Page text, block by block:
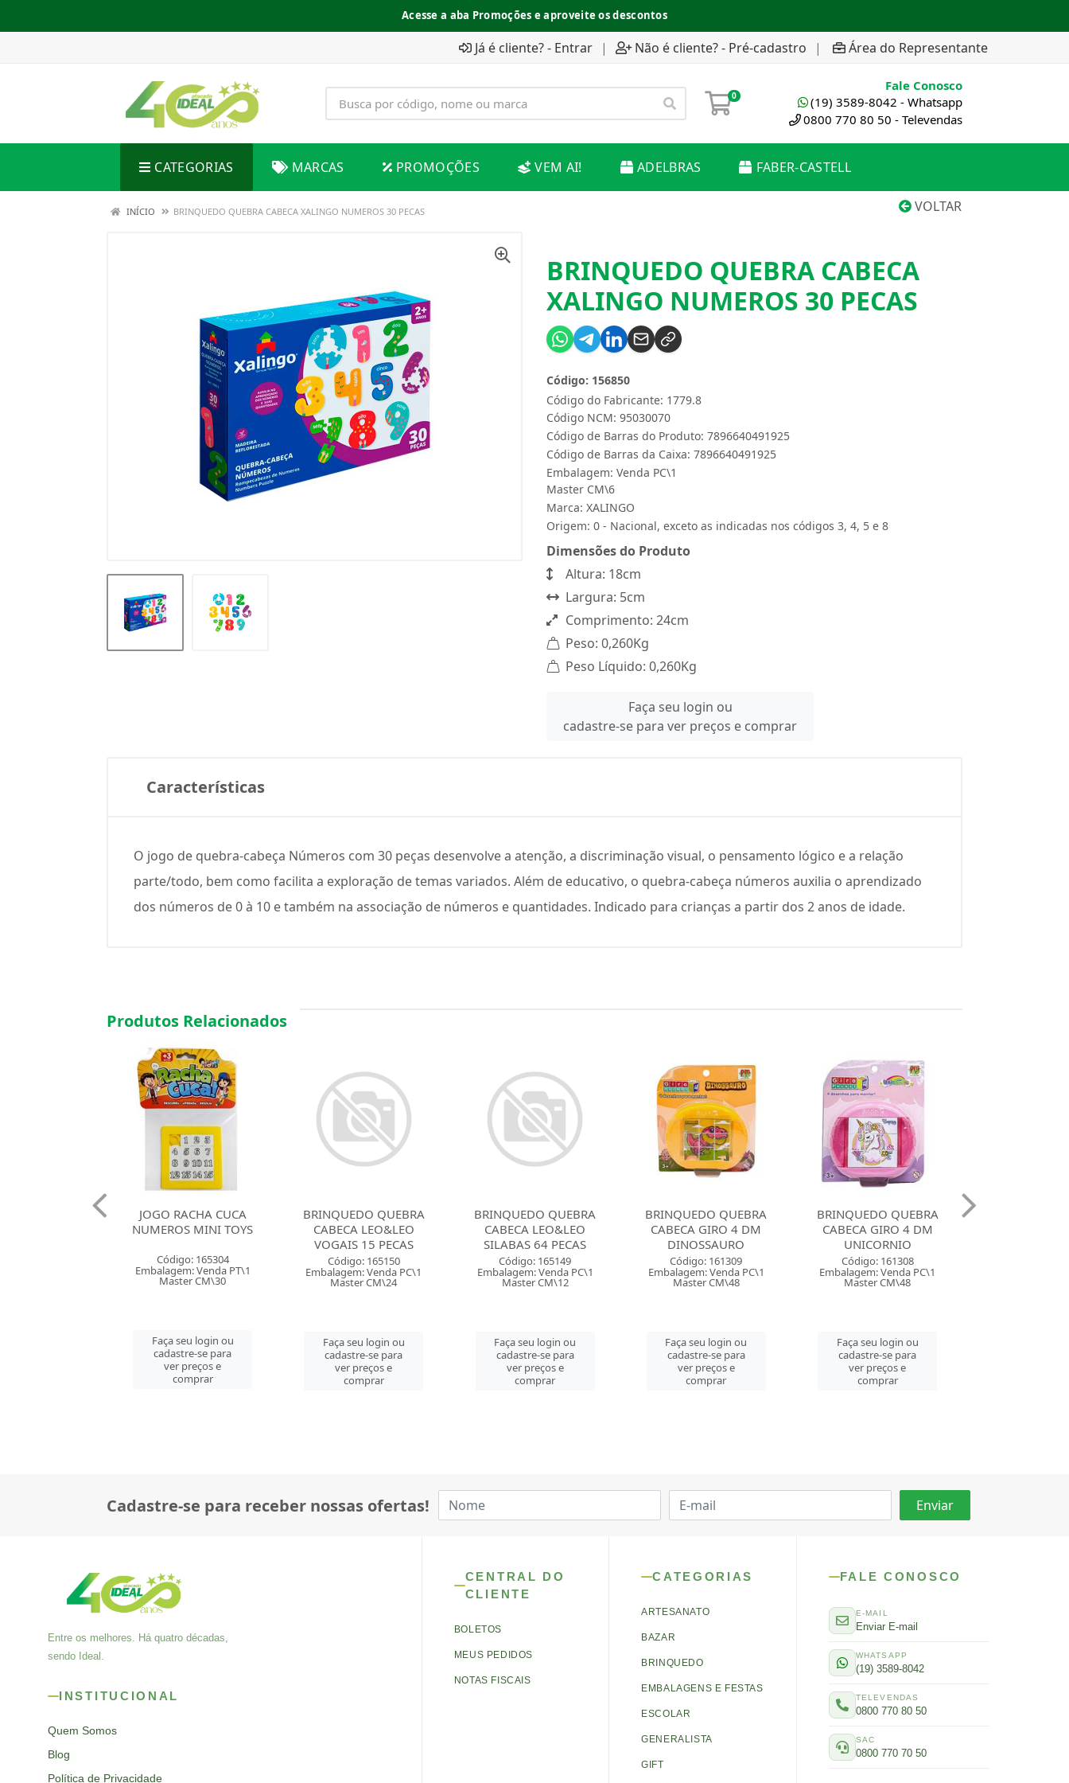
Acesse a aba Promoções e aproveite os descontos
Já é cliente? - Entrar | Não é cliente? - Pré-cadastro | Área do Representante
0
Fale Conosco
(19) 3589-8042 - Whatsapp
0800 770 80 50 - Televendas
CATEGORIAS MARCAS PROMOÇÕES VEM AI! ADELBRAS FABER-CASTELL
VOLTAR
INÍCIO BRINQUEDO QUEBRA CABECA XALINGO NUMEROS 30 PECAS
BRINQUEDO QUEBRA CABECA
XALINGO NUMEROS 30 PECAS
Código do Fabricante: 1779.8
Código: 156850
Código NCM: 95030070
Código de Barras do Produto: 7896640491925
Código de Barras da Caixa: 7896640491925
Embalagem: Venda PC\1
Master CM\6
Marca: XALINGO
Origem: 0 - Nacional, exceto as indicadas nos códigos 3, 4, 5 e 8
Dimensões do Produto
Altura: 18cm
Largura: 5cm
Comprimento: 24cm
Peso: 0,260Kg
Peso Líquido: 0,260Kg
Faça seu login ou
cadastre-se para ver preços e comprar
Características
O jogo de quebra-cabeça Números com 30 peças desenvolve a atenção, a discriminação visual, o pensamento lógico e a relação
parte/todo, bem como facilita a exploração de temas variados. Além de educativo, o quebra-cabeça números auxilia o aprendizado
dos números de 0 à 10 e também na associação de números e quantidades. Indicado para crianças a partir dos 2 anos de idade.
Produtos Relacionados
BRINQUEDO QUEBRA
CABECA LEO&LEO
Código: 165150
Embalagem: Venda PC\1
Master CM\24
Faça seu login ou
cadastre-se para
ver preços e
comprar
BRINQUEDO QUEBRA
CABECA LEO&LEO
SILABAS 64 PECAS
Código: 165149
Embalagem: Venda PC\1
Master CM\12
Faça seu login ou
cadastre-se para
ver preços e
comprar
BRINQUEDO QUEBRA
CABECA GIRO 4 DM
DINOSSAURO
Código: 161309
Embalagem: Venda PC\1
Master CM\48
Faça seu login ou
cadastre-se para
ver preços e
comprar
BRINQUEDO QUEBRA
CABECA GIRO 4 DM
UNICORNIO
Código: 161308
Embalagem: Venda PC\1
Master CM\48
Faça seu login ou
cadastre-se para
ver preços e
comprar
BRINQUEDO QUEBRA
CABECA XALINGO AEIOU
20 PECAS
Código: 156851
Embalagem: Venda PC\1
Master CM\6
Faça seu login ou
cadastre-se para
ver preços e
comprar
Cadastre-se para receber nossas ofertas!
Entre os melhores. Há quatro décadas,
sendo Ideal.
INSTITUCIONAL
Quem Somos
Blog
Política de Privacidade
CENTRAL DO
CLIENTE
BOLETOS
MEUS PEDIDOS
NOTAS FISCAIS
CATEGORIAS
ARTESANATO
BAZAR
BRINQUEDO
EMBALAGENS E FESTAS
ESCOLAR
GENERALISTA
GIFT
FALE CONOSCO
E-MAIL
Enviar E-mail
WHATSAPP
(19) 3589-8042
TELEVENDAS
0800 770 80 50
SAC
0800 770 70 50